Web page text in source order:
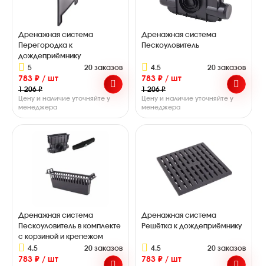
Дренажная система
Перегородка к
дождеприёмнику
5
20 заказов
783 ₽ / шт
1 206 ₽
Цену и наличие уточняйте у
менеджера
Дренажная система
Пескоуловитель
4.5 20 заказов
783 ₽ / шт
1 206 ₽
Цену и наличие уточняйте у
менеджера
Дренажная система
Пескоуловитель в комплекте
с корзиной и крепежом
4.5
20 заказов
783 ₽ / шт
Дренажная система
Решётка к дождеприёмнику
4.5 20 заказов
783 ₽ / шт